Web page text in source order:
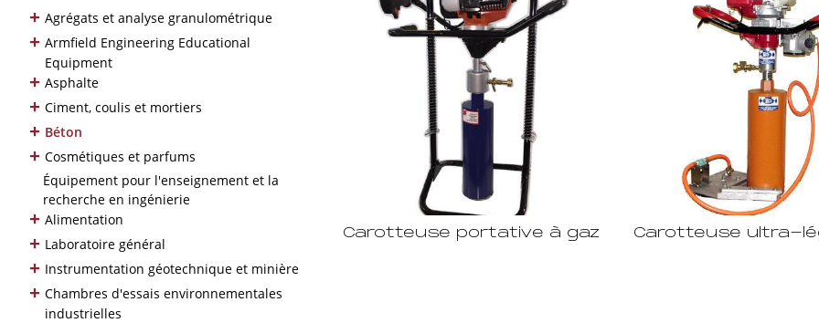
+ Agrégats et analyse granulométrique
+ Armfield Engineering Educational
Equipment
+ Asphalte
+ Ciment, coulis et mortiers
+ Béton
+ Cosmétiques et parfums
Équipement pour l'enseignement et la
recherche en ingénierie
+ Alimentation
+ Laboratoire général
+ Instrumentation géotechnique et minière
+ Chambres d'essais environnementales
industrielles
Carotteuse portative à gaz Carotteuse ultra-